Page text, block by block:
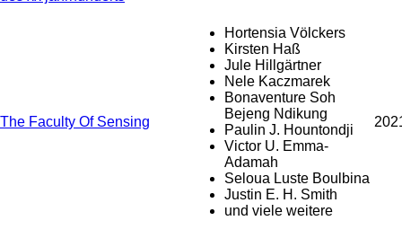
The Faculty Of Sensing
Hortensia Völckers
Kirsten Haß
Jule Hillgärtner
Nele Kaczmarek
Bonaventure Soh
Bejeng Ndikung
Paulin J. Hountondji
Victor U. Emma-
Adamah
Seloua Luste Boulbina
Justin E. H. Smith
und viele weitere